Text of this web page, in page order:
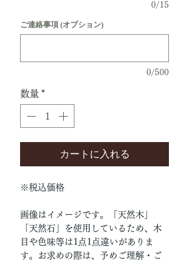
0/15
ご連絡事項 (オプション)
0/500
数量 *
カートに入れる
※税込価格
画像はイメージです。「天然木」
「天然石」を使用しているため、木
目や色味等は1点1点違いがありま
す。お求めの際は、予めご理解・ご